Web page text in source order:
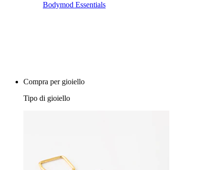
Bodymod Essentials
Compra per gioiello
Tipo di gioiello